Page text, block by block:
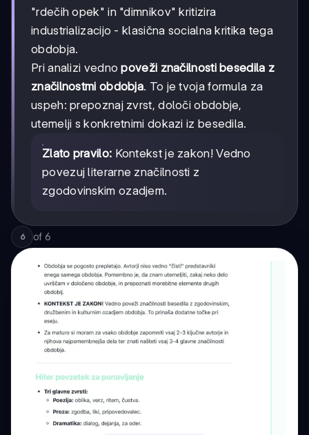
"rdečih opek" in "dimnikov" kritizira
industrializacijo - klasična socialna kritika tega
obdobja.
Pri analizi vednopoveži značilnosti besedila z
značilnostmi obdobja. To je tvoja formula za
uspeh: prepoznaj zvrst, določi obdobje,
utemelji s konkretnimi dokazi iz besedila.
Zlato pravilo: Kontekst je zakon! Vedno
povezuj literarne značilnosti z
zgodovinskim ozadjem.
6 of 6